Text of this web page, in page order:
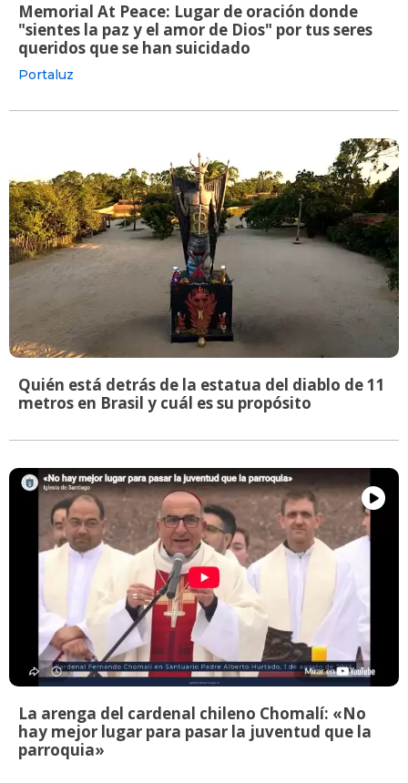
Memorial At Peace: Lugar de oración donde
"sientes la paz y el amor de Dios" por tus seres
queridos que se han suicidado
Portaluz
Quién está detrás de la estatua del diablo de 11
metros en Brasil y cuál es su propósito
La arenga del cardenal chileno Chomalí: «No
hay mejor lugar para pasar la juventud que la
parroquia»